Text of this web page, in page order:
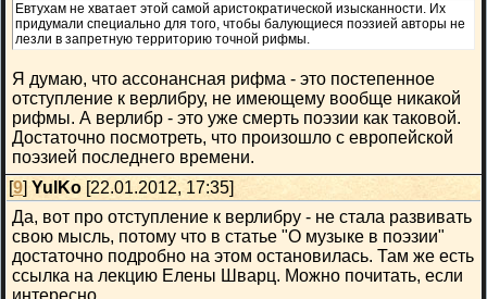
Евтухам не хватает этой самой аристократической изысканности. Их
придумали специально для того, чтобы балующиеся поэзией авторы не
лезли в запретную территорию точной рифмы.
Я думаю, что ассонансная рифма - это постепенное
отступление к верлибру, не имеющему вообще никакой
рифмы. А верлибр - это уже смерть поэзии как таковой.
Достаточно посмотреть, что произошло с европейской
поэзией последнего времени.
[9] YulKo [22.01.2012, 17:35]
Да, вот про отступление к верлибру - не стала развивать
свою мысль, потому что в статье "О музыке в поэзии"
достаточно подробно на этом остановилась. Там же есть
ссылка на лекцию Елены Шварц. Можно почитать, если
интересно.